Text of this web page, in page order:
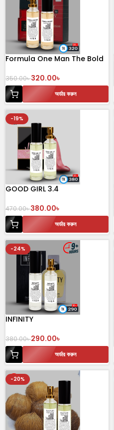
Formula One Man The Bold
350.00৳320.00৳
অর্ডার করুন
-19%
GOOD GIRL 3.4
470.00৳380.00৳
অর্ডার করুন
-24%
INFINITY
380.00৳290.00৳
অর্ডার করুন
-20%